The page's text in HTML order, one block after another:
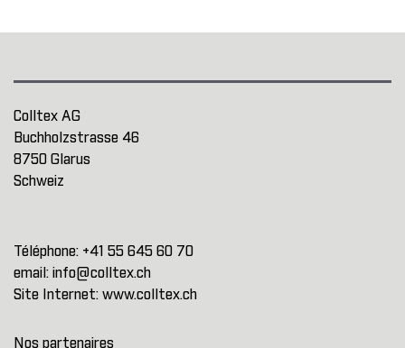
Colltex AG
Buchholzstrasse 46
8750 Glarus
Schweiz
Téléphone: +41 55 645 60 70
email: info@colltex.ch
Site Internet: www.colltex.ch
Nos partenaires